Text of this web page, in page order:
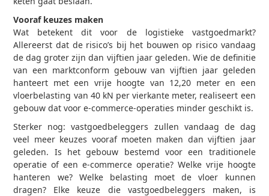
Vooraf keuzes maken
Wat betekent dit voor de logistieke vastgoedmarkt?
Allereerst dat de risico’s bij het bouwen op risico vandaag
de dag groter zijn dan vijftien jaar geleden. Wie de definitie
van een marktconform gebouw van vijftien jaar geleden
hanteert met een vrije hoogte van 12,20 meter en een
vloerbelasting van 40 kN per vierkante meter, realiseert een
gebouw dat voor e-commerce-operaties minder geschikt is.
Sterker nog: vastgoedbeleggers zullen vandaag de dag
veel meer keuzes vooraf moeten maken dan vijftien jaar
geleden. Is het gebouw bestemd voor een traditionele
operatie of een e-commerce operatie? Welke vrije hoogte
hanteren we? Welke belasting moet de vloer kunnen
dragen? Elke keuze die vastgoedbeleggers maken, is